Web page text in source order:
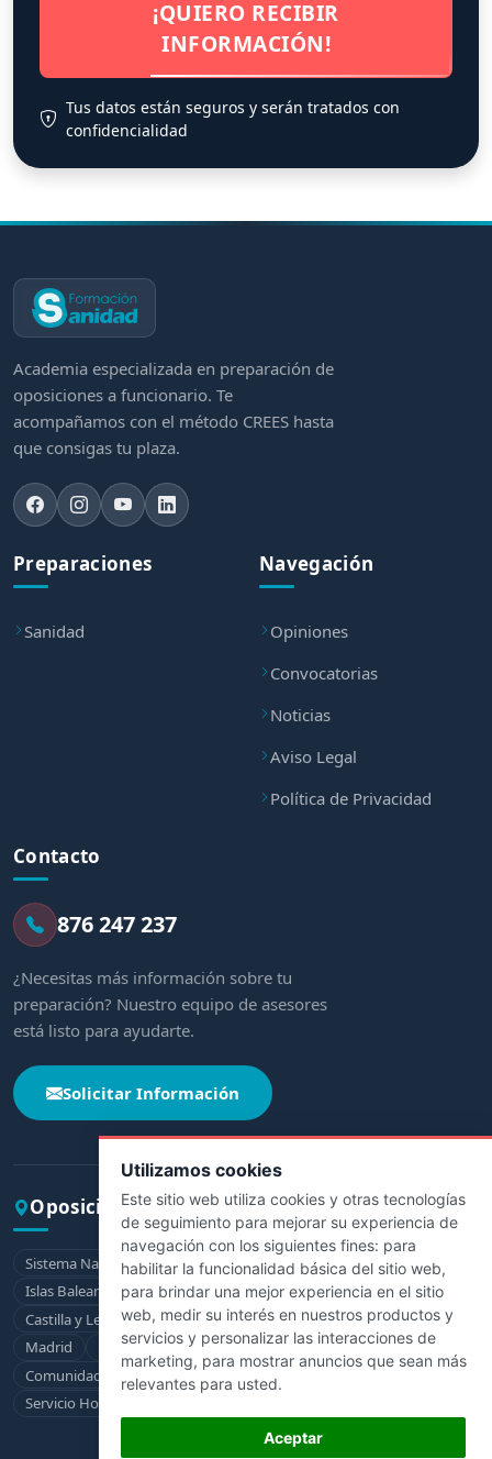
Utilizamos cookies
Este sitio web utiliza cookies y otras tecnologías
de seguimiento para mejorar su experiencia de
navegación con los siguientes fines: para
habilitar la funcionalidad básica del sitio web,
para brindar una mejor experiencia en el sitio
web, medir su interés en nuestros productos y
servicios y personalizar las interacciones de
marketing, para mostrar anuncios que sean más
relevantes para usted.
Aceptar
¡QUIERO RECIBIR
INFORMACIÓN!
Tus datos están seguros y serán tratados con
confidencialidad
Academia especializada en preparación de
oposiciones a funcionario. Te
acompañamos con el método CREES hasta
que consigas tu plaza.
Preparaciones
Sanidad
Navegación
Opiniones
Convocatorias
Noticias
Aviso Legal
Política de Privacidad
Contacto
876 247 237
¿Necesitas más información sobre tu
preparación? Nuestro equipo de asesores
está listo para ayudarte.
Solicitar Información
Oposiciones por comunidad
Sistema Nacional de Salud Andalucía Aragón
Asturias
Islas Baleares
Canarias Cantabria
Castilla-La Mancha
Castilla y León
Cataluña Extremadura Galicia
La Rioja
Madrid
Murcia Navarra
País Vasco
Comunidad Valenciana
Ceuta
Melilla
Servicio Hospitalario de la Defensa